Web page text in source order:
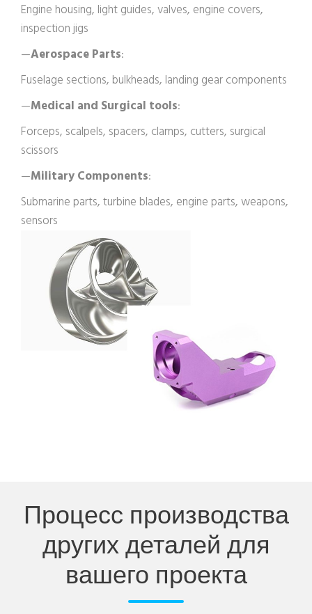
Engine housing, light guides, valves, engine covers,
inspection jigs
—Aerospace Parts:
Fuselage sections, bulkheads, landing gear components
—Medical and Surgical tools:
Forceps, scalpels, spacers, clamps, cutters, surgical
scissors
—Military Components:
Submarine parts, turbine blades, engine parts, weapons,
sensors
Процесс производства
других деталей для
вашего проекта